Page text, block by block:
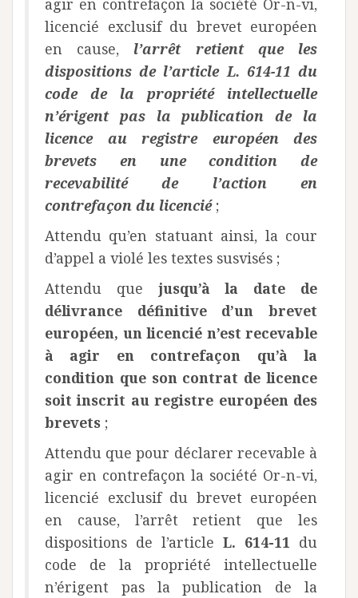
agir en contrefaçon la société Or-n-vi,
licencié exclusif du brevet européen
en cause, l’arrêt retient que les
dispositions de l’article L. 614-11 du
code de la propriété intellectuelle
n’érigent pas la publication de la
licence au registre européen des
brevets en une condition de
recevabilité de l’action en
contrefaçon du licencié;
Attendu qu’en statuant ainsi, la cour
d’appel a violé les textes susvisés ;
Attendu que jusqu’à la date de
délivrance définitive d’un brevet
européen, un licencié n’est recevable
à agir en contrefaçon qu’à la
condition que son contrat de licence
soit inscrit au registre européen des
brevets ;
Attendu que pour déclarer recevable à
agir en contrefaçon la société Or-n-vi,
licencié exclusif du brevet européen
en cause, l’arrêt retient que les
dispositions de l’article L. 614-11 du
code de la propriété intellectuelle
n’érigent pas la publication de la